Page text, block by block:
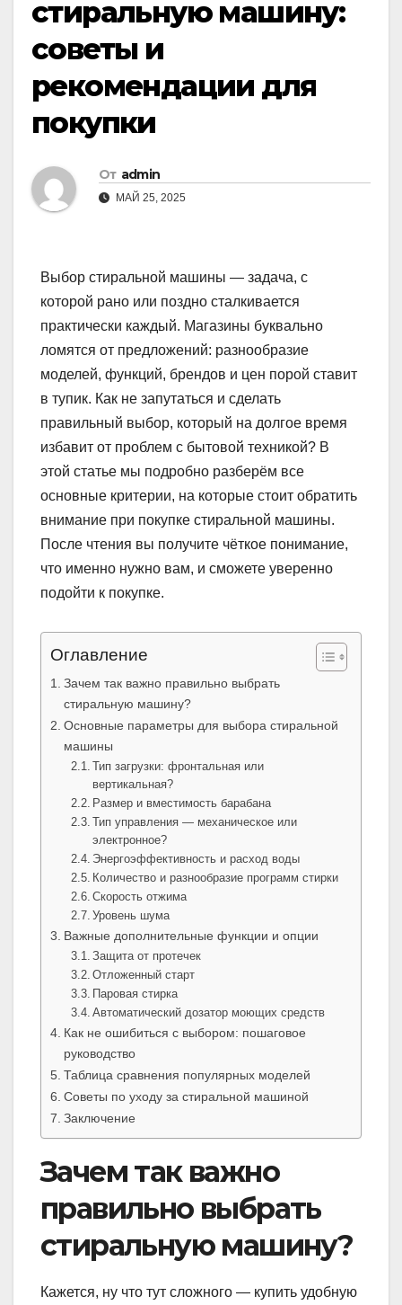
стиральную машину:
советы и
рекомендации для
покупки
От admin
МАЙ 25, 2025
Выбор стиральной машины — задача, с
которой рано или поздно сталкивается
практически каждый. Магазины буквально
ломятся от предложений: разнообразие
моделей, функций, брендов и цен порой ставит
в тупик. Как не запутаться и сделать
правильный выбор, который на долгое время
избавит от проблем с бытовой техникой? В
этой статье мы подробно разберём все
основные критерии, на которые стоит обратить
внимание при покупке стиральной машины.
После чтения вы получите чёткое понимание,
что именно нужно вам, и сможете уверенно
подойти к покупке.
Оглавление
Зачем так важно правильно выбрать
стиральную машину?
Основные параметры для выбора стиральной
машины
Тип загрузки: фронтальная или
вертикальная?
Размер и вместимость барабана
Тип управления — механическое или
электронное?
Энергоэффективность и расход воды
Количество и разнообразие программ стирки
Скорость отжима
Уровень шума
Важные дополнительные функции и опции
Защита от протечек
Отложенный старт
Паровая стирка
Автоматический дозатор моющих средств
Как не ошибиться с выбором: пошаговое
руководство
Таблица сравнения популярных моделей
Советы по уходу за стиральной машиной
Заключение
Зачем так важно
правильно выбрать
стиральную машину?
Кажется, ну что тут сложного — купить удобную